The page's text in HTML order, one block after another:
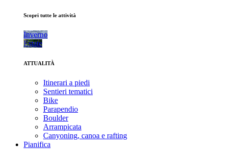
Scopri tutte le attività
Inverno
Estate
ATTUALITÀ
Itinerari a piedi
Sentieri tematici
Bike
Parapendio
Boulder
Arrampicata
Canyoning, canoa e rafting
Pianifica